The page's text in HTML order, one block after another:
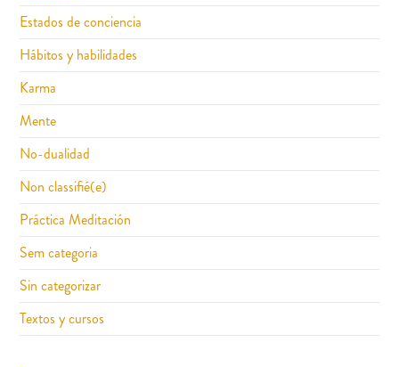
Estados de conciencia
Hábitos y habilidades
Karma
Mente
No-dualidad
Non classifié(e)
Práctica Meditación
Sem categoria
Sin categorizar
Textos y cursos